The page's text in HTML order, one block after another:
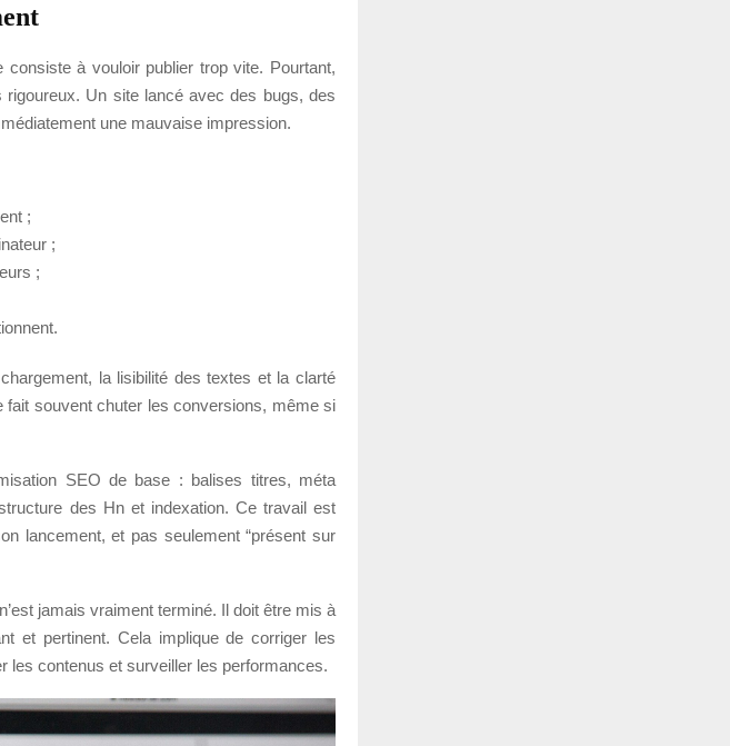
consiste à vouloir publier trop vite. Pourtant,
Un site lancé avec des bugs, des
une mauvaise impression.
;
;
;
la lisibilité des textes et la clarté
fait souvent chuter les conversions, même si
SEO de base : balises titres, méta
des Hn et indexation. Ce travail est
lancement, et pas seulement “présent sur
jamais vraiment terminé. Il doit être mis à
et pertinent. Cela implique de corriger les
les contenus et surveiller les performances.